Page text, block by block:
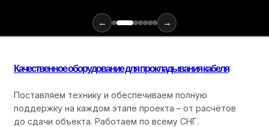
для
монтажа
ввода
кабельную
канализацию
до
← →
Качественное оборудование для прокладывания кабеля
Поставляем технику и обеспечиваем полную
поддержку на каждом этапе проекта – от расчётов
до сдачи объекта. Работаем по всему СНГ.